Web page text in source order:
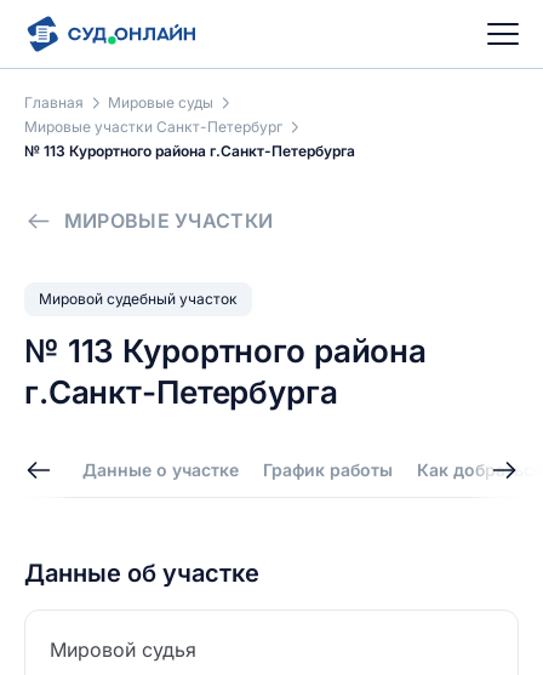
Главная
Мировые суды
Мировые участки Санкт-Петербург
№ 113 Курортного района г.Санкт-Петербурга
МИРОВЫЕ УЧАСТКИ
Мировой судебный участок
№ 113 Курортного района
г.Санкт-Петербурга
Данные о участке График работы Как добраться
Данные об участке
Мировой судья